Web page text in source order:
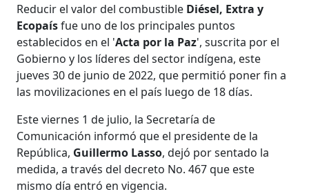
Reducir el valor del combustible Diésel, Extra y
Ecopaísfue uno de los principales puntos
establecidos en el 'Acta por la Paz', suscrita por el
Gobierno y los líderes del sector indígena, este
jueves 30 de junio de 2022, que permitió poner fin a
las movilizaciones en el país luego de 18 días.
Este viernes 1 de julio, la Secretaría de
Comunicación informó que el presidente de la
República, Guillermo Lasso, dejó por sentado la
medida, a través del decreto No. 467 que este
mismo día entró en vigencia.